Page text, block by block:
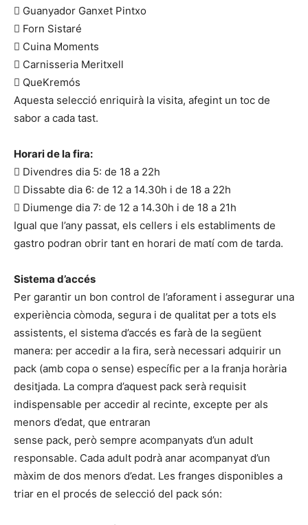
 Guanyador Ganxet Pintxo
 Forn Sistaré
 Cuina Moments
 Carnisseria Meritxell
 QueKremós
Aquesta selecció enriquirà la visita, afegint un toc de
sabor a cada tast.
Horari de la fira:
 Divendres dia 5: de 18 a 22h
 Dissabte dia 6: de 12 a 14.30h i de 18 a 22h
 Diumenge dia 7: de 12 a 14.30h i de 18 a 21h
Igual que l’any passat, els cellers i els establiments de
gastro podran obrir tant en horari de matí com de tarda.
Sistema d’accés
Per garantir un bon control de l’aforament i assegurar una
experiència còmoda, segura i de qualitat per a tots els
assistents, el sistema d’accés es farà de la següent
manera: per accedir a la fira, serà necessari adquirir un
pack (amb copa o sense) específic per a la franja horària
desitjada. La compra d’aquest pack serà requisit
indispensable per accedir al recinte, excepte per als
menors d’edat, que entraran
sense pack, però sempre acompanyats d’un adult
responsable. Cada adult podrà anar acompanyat d’un
màxim de dos menors d’edat. Les franges disponibles a
triar en el procés de selecció del pack són: